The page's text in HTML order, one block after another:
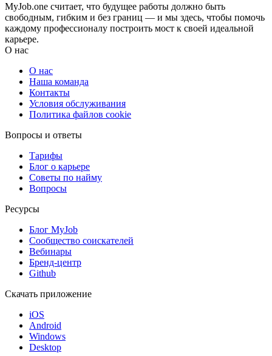
MyJob.one считает, что будущее работы должно быть
свободным, гибким и без границ — и мы здесь, чтобы помочь
каждому профессионалу построить мост к своей идеальной
карьере.
О нас
О нас
Наша команда
Контакты
Условия обслуживания
Политика файлов cookie
Вопросы и ответы
Тарифы
Блог о карьере
Советы по найму
Вопросы
Ресурсы
Блог MyJob
Сообщество соискателей
Вебинары
Бренд-центр
Github
Скачать приложение
iOS
Android
Windows
Desktop